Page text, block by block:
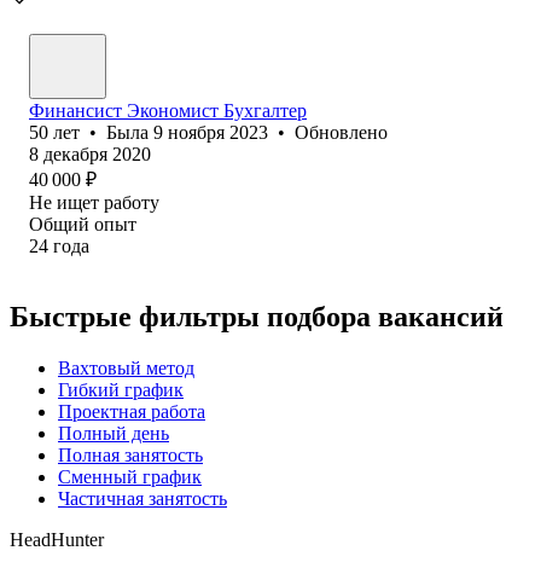
Финансист Экономист Бухгалтер
50 лет • Была 9 ноября 2023 • Обновлено
8 декабря 2020
40 000 ₽
Не ищет работу
Общий опыт
24 года
Быстрые фильтры подбора вакансий
Вахтовый метод
Гибкий график
Проектная работа
Полный день
Полная занятость
Сменный график
Частичная занятость
HeadHunter